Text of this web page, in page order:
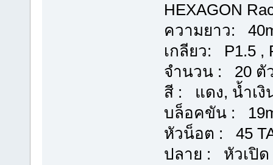
HEXAGON
ความยาว:
เกลียว: P1.5 ,
จำนวน : 20 ตั
สี : แดง, น้ำเงิ
บล็อคขัน :
หัวน็อต : 45
ปลาย : หัวเปิด